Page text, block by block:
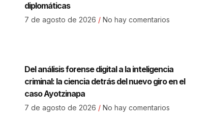
diplomáticas
7 de agosto de 2026 No hay comentarios
Del análisis forense digital a la inteligencia
criminal: la ciencia detrás del nuevo giro en el
caso Ayotzinapa
7 de agosto de 2026 No hay comentarios